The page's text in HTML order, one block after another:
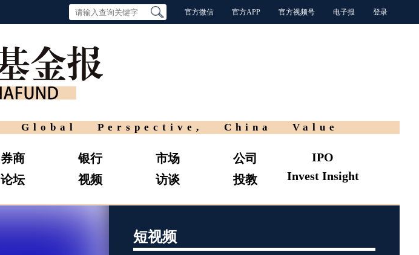
官方微信 官方APP 官方视频号 电子报 登录
Global Perspective, China Value
券商
论坛
银行
视频
市场
访谈
公司
投教
IPO
Invest Insight
短视频